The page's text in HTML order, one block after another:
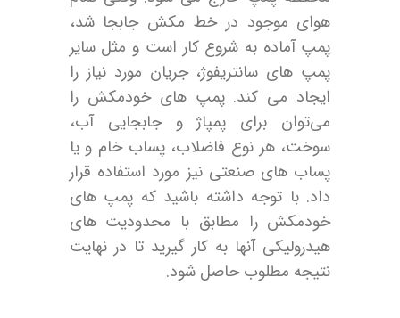
هوای موجود در خط مکش جابجا شد،
پمپ آماده به شروع کار است و مثل سایر
پمپ های سانتریفوژ، جریان مورد نیاز را
ایجاد می کند. پمپ های خودمکش را
می‌توان برای پمپاژ و جابجایی آب،
سوخت، هر نوع فاضلاب، پساب خام و یا
پساب‌ های صنعتی نیز مورد استفاده قرار
داد. با توجه داشته باشید که پمپ های
خودمکش را مطابق با محدودیت‌ های
هیدرولیکی آنها به کار گیرید تا در نهایت
نتیجه مطلوب حاصل شود.